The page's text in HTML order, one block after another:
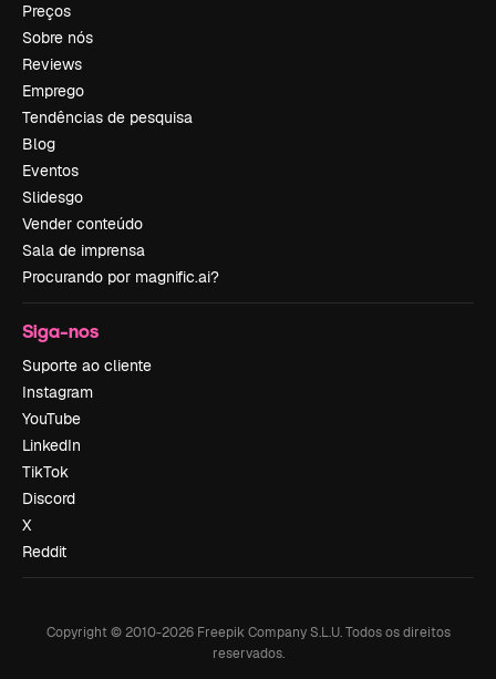
Preços
Sobre nós
Reviews
Emprego
Tendências de pesquisa
Blog
Eventos
Slidesgo
Vender conteúdo
Sala de imprensa
Procurando por magnific.ai?
Siga-nos
Suporte ao cliente
Instagram
YouTube
LinkedIn
TikTok
Discord
X
Reddit
Copyright © 2010-2026Freepik Company S.L.U. Todos os direitos
reservados.